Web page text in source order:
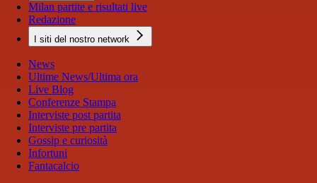
Milan partite e risultati live
Redazione
I siti del nostro network
News
Ultime News/Ultima ora
Live Blog
Conferenze Stampa
Interviste post partita
Interviste pre partita
Gossip e curiosità
Infortuni
Fantacalcio